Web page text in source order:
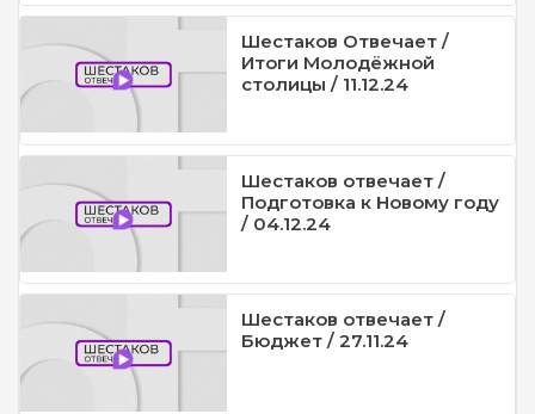
Шестаков Отвечает /
Итоги Молодёжной
столицы / 11.12.24
Шестаков отвечает /
Подготовка к Новому году
/ 04.12.24
Шестаков отвечает /
Бюджет / 27.11.24